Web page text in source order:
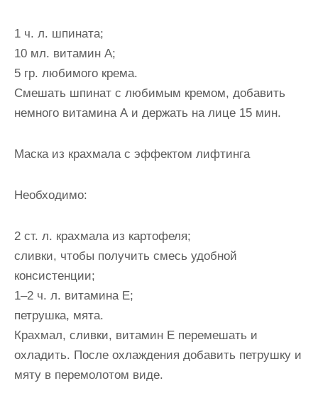
1 ч. л. шпината;
10 мл. витамин А;
5 гр. любимого крема.
Смешать шпинат с любимым кремом, добавить
немного витамина А и держать на лице 15 мин.
Маска из крахмала с эффектом лифтинга
Необходимо:
2 ст. л. крахмала из картофеля;
сливки, чтобы получить смесь удобной
консистенции;
1–2 ч. л. витамина Е;
петрушка, мята.
Крахмал, сливки, витамин Е перемешать и
охладить. После охлаждения добавить петрушку и
мяту в перемолотом виде.